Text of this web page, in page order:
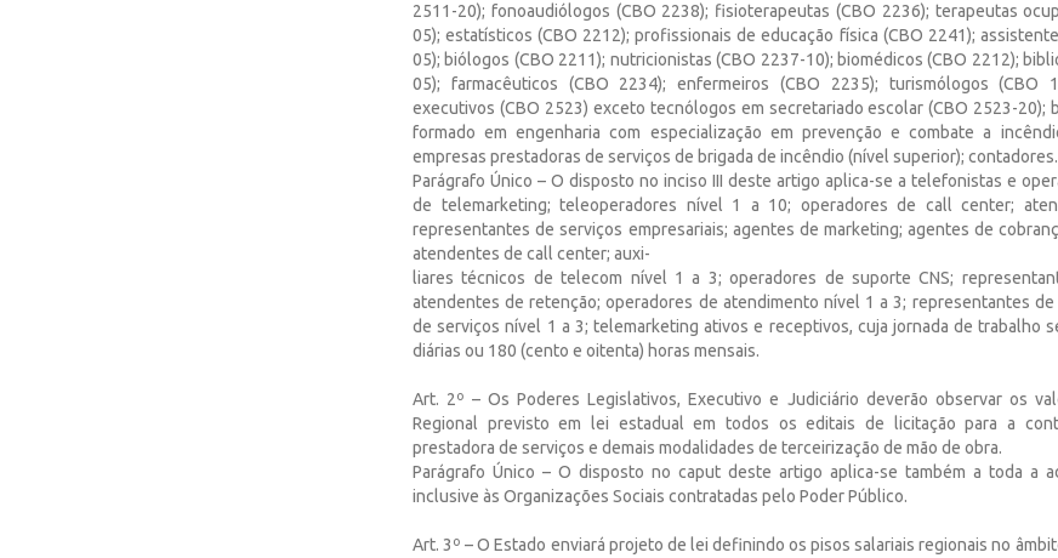
2511-20); fonoaudiólogos (CBO 2238); fisioterapeutas (CBO 2236); terapeutas
05); estatísticos (CBO 2212); profissionais de educação física (CBO 2241);
05); biólogos (CBO 2211); nutricionistas (CBO 2237-10); biomédicos (CBO 2212);
05); farmacêuticos (CBO 2234); enfermeiros (CBO 2235); turismólogos (CBO
executivos (CBO 2523) exceto tecnólogos em secretariado escolar (CBO 2523-20);
formado em engenharia com especialização em prevenção e combate a
empresas prestadoras de serviços de brigada de incêndio (nível superior); contadores.
Parágrafo Único – O disposto no inciso III deste artigo aplica-se a telefonistas e
de telemarketing; teleoperadores nível 1 a 10; operadores de call center;
representantes de serviços empresariais; agentes de marketing; agentes de
atendentes de call center; auxi-
liares técnicos de telecom nível 1 a 3; operadores de suporte CNS;
atendentes de retenção; operadores de atendimento nível 1 a 3; representantes
de serviços nível 1 a 3; telemarketing ativos e receptivos, cuja jornada de trabalho
diárias ou 180 (cento e oitenta) horas mensais.
Art. 2º – Os Poderes Legislativos, Executivo e Judiciário deverão observar os
Regional previsto em lei estadual em todos os editais de licitação para a
prestadora de serviços e demais modalidades de terceirização de mão de obra.
Parágrafo Único – O disposto no caput deste artigo aplica-se também a toda a
inclusive às Organizações Sociais contratadas pelo Poder Público.
Art. 3º – O Estado enviará projeto de lei definindo os pisos salariais regionais no